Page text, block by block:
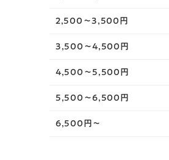
2,500～3,500円
3,500～4,500円
4,500～5,500円
5,500～6,500円
6,500円～